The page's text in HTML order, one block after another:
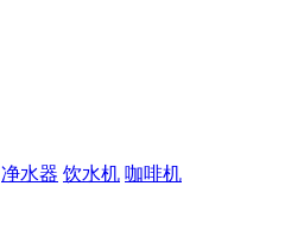
净水器 饮水机 咖啡机